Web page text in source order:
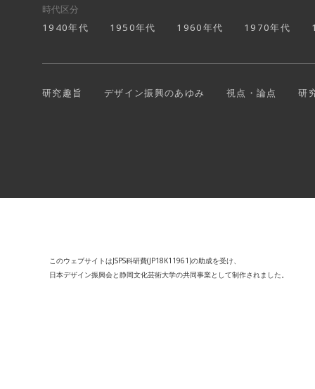
時代区分
1940年代
1950年代 1960年代 1970年代
研究趣旨 デザイン振興のあゆみ 視点・論点 研
このウェブサイトはJSPS科研費(JP18K11961)の助成を受け、
日本デザイン振興会と静岡文化芸術大学の共同事業として制作されました。